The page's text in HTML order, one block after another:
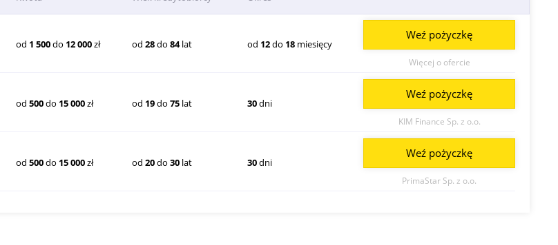
od 1 500do 12 000zł od 28do 84lat od 12do 18 miesięcy
Więcej o ofercie
Weź pożyczkę
od500do 15 000zł od 19do 75lat 30dni
KIM Finance Sp. z o.o.
Weź pożyczkę
od500do 15 000zł od 20do 30lat 30dni
PrimaStar Sp. z o.o.
Weź pożyczkę